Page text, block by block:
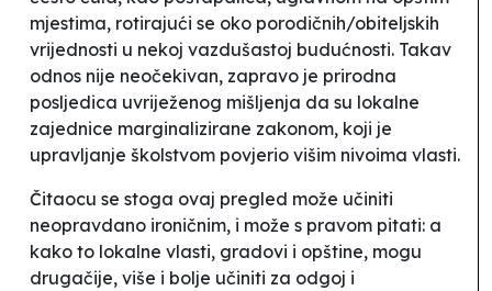
mjestima, rotirajući se oko porodičnih/obiteljskih
vrijednosti u nekoj vazdušastoj budućnosti. Takav
odnos nije neočekivan, zapravo je prirodna
posljedica uvriježenog mišljenja da su lokalne
zajednice marginalizirane zakonom, koji je
upravljanje školstvom povjerio višim nivoima vlasti.
Čitaocu se stoga ovaj pregled može učiniti
neopravdano ironičnim, i može s pravom pitati: a
kako to lokalne vlasti, gradovi i opštine, mogu
drugačije, više i bolje učiniti za odgoj i